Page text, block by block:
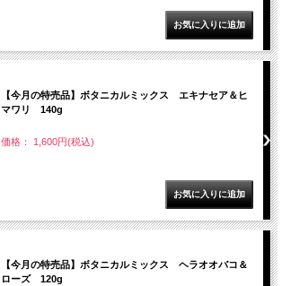
【今月の特売品】ボタニカルミックス エキナセア＆ヒ
マワリ 140g
価格： 1,600円(税込)
【今月の特売品】ボタニカルミックス ヘラオオバコ＆
ローズ 120g